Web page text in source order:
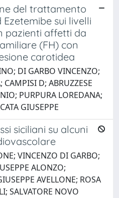
del trattamento
sui livelli
pazienti affetti da
(FH) con
carotidea
DI GARBO VINCENZO;
CAMPISI D; ABRUZZESE
PURPURA LOREDANA;
GIUSEPPE
siciliani su alcuni
VINCENZO DI GARBO;
ALONZO;
AVELLONE; ROSA
SALVATORE NOVO